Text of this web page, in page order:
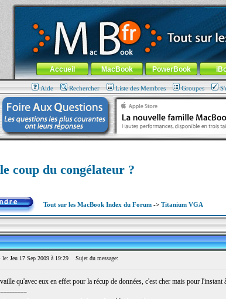
MacBook-fr.com : 100% Apple... 100% nomade !
Aller au contenu-Aller au menu général-Aller au menu de
Menu général
Accueil MacBook PowerBook
Aide Rechercher Liste des Membres Groupes
coup du congélateur ?
Tout sur les MacBook Index du Forum-> Titanium VGA
Jeu 17 Sep 2009 à 19:29 Sujet du message:
qu'avec eux en effet pour la récup de données, c'est cher mais pour l'instant